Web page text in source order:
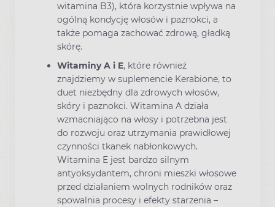
witamina B3), która korzystnie wpływa na
ogólną kondycję włosów i paznokci, a
także pomaga zachować zdrową, gładką
skórę.
Witaminy A i E, które również
znajdziemy w suplemencie Kerabione, to
duet niezbędny dla zdrowych włosów,
skóry i paznokci. Witamina A działa
wzmacniająco na włosy i potrzebna jest
do rozwoju oraz utrzymania prawidłowej
czynności tkanek nabłonkowych.
Witamina E jest bardzo silnym
antyoksydantem, chroni mieszki włosowe
przed działaniem wolnych rodników oraz
spowalnia procesy i efekty starzenia –